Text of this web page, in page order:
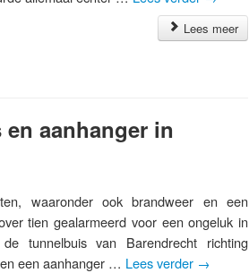
Lees meer
aanhanger in
waaronder ook brandweer en een
tien gealarmeerd voor een ongeluk in
tunnelbuis van Barendrecht richting
een aanhanger … Lees verder →